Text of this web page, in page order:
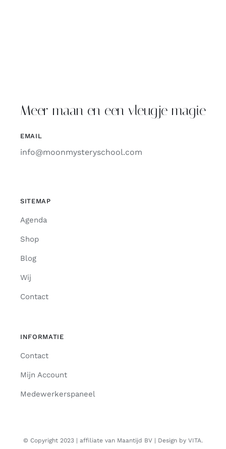
Meer maan en een vleugje magie
EMAIL
info@moonmysteryschool.com
SITEMAP
Agenda
Shop
Blog
Wij
Contact
INFORMATIE
Contact
Mijn Account
Medewerkerspaneel
© Copyright 2023 | affiliate van Maantijd BV | Design by VITA.